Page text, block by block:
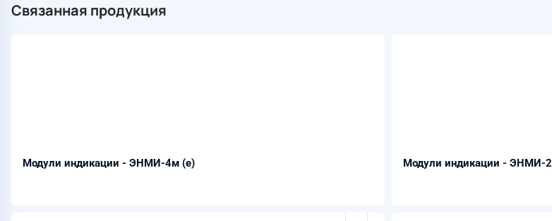
Связанная продукция
Модули индикации - ЭНМИ-4м (е) Модули индикации - ЭНМИ-2